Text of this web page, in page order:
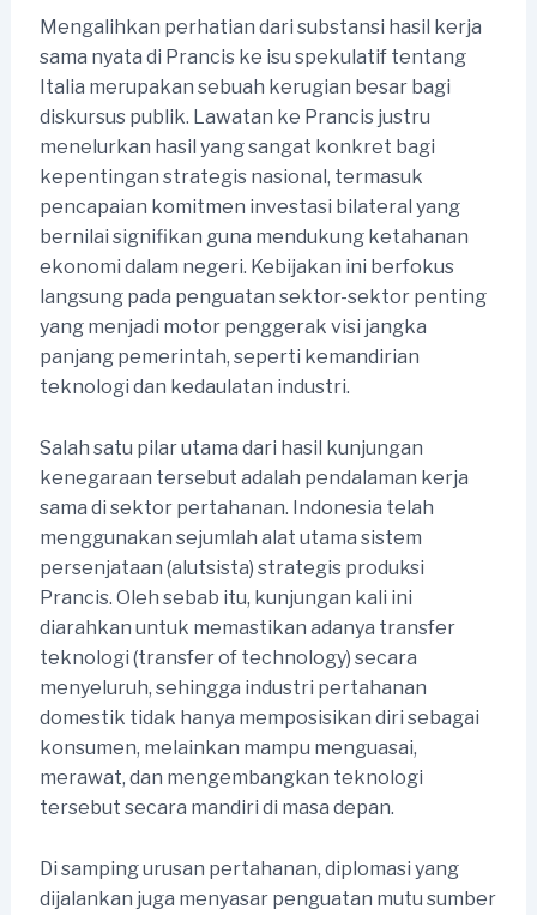
Mengalihkan perhatian dari substansi hasil kerja
sama nyata di Prancis ke isu spekulatif tentang
Italia merupakan sebuah kerugian besar bagi
diskursus publik. Lawatan ke Prancis justru
menelurkan hasil yang sangat konkret bagi
kepentingan strategis nasional, termasuk
pencapaian komitmen investasi bilateral yang
bernilai signifikan guna mendukung ketahanan
ekonomi dalam negeri. Kebijakan ini berfokus
langsung pada penguatan sektor-sektor penting
yang menjadi motor penggerak visi jangka
panjang pemerintah, seperti kemandirian
teknologi dan kedaulatan industri.
Salah satu pilar utama dari hasil kunjungan
kenegaraan tersebut adalah pendalaman kerja
sama di sektor pertahanan. Indonesia telah
menggunakan sejumlah alat utama sistem
persenjataan (alutsista) strategis produksi
Prancis. Oleh sebab itu, kunjungan kali ini
diarahkan untuk memastikan adanya transfer
teknologi (transfer of technology) secara
menyeluruh, sehingga industri pertahanan
domestik tidak hanya memposisikan diri sebagai
konsumen, melainkan mampu menguasai,
merawat, dan mengembangkan teknologi
tersebut secara mandiri di masa depan.
Di samping urusan pertahanan, diplomasi yang
dijalankan juga menyasar penguatan mutu sumber